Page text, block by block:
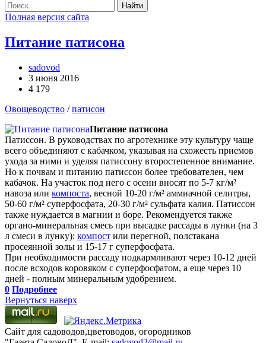
Найти
Полная версия сайта
Питание патисона
sadovod
3 июня 2016
4 179
Овощеводство /патисон
Питание патисона
Патиссон. В руководствах по агротехнике эту культуру чаще
всего объединяют с кабачком, указывая на схожесть приемов
ухода за ними и уделяя патиссону второстепенное внимание.
Но к почвам и питанию патиссон более требователен, чем
кабачок. На участок под него с осени вносят по 5-7 кг/м²
навоза или компоста, весной 10-20 г/м² аммиачной селитры,
50-60 г/м² суперфосфата, 20-30 г/м² сульфата калия. Патиссон
также нуждается в магнии и боре. Рекомендуется также
органо-минеральная смесь при высадке рассады в лунки (на 3
л смеси в лунку): компост или перегной, полстакана
просеянной золы и 15-17 г суперфосфата.
При необходимости рассаду подкармливают через 10-12 дней
после всходов коровяком с суперфосфатом, а еще через 10
дней - полным минеральным удобрением.
0 Подробнее
Вернуться наверх
Сайт для садоводов,цветоводов, огородников